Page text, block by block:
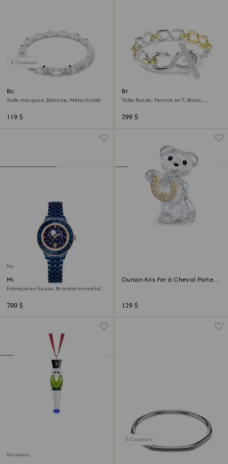
2 Couleurs
Bague Matrix Vittore
Taille marquise, Blanche, Métal rhodié
119 $
Bracelet Dextera
Taille Ronde, Fermoir en T, Blanc,
299 $
Nouveau
Montre Octea moon
Fabriqué en Suisse, Bracelet en métal,
700 $
Ourson Kris Fer à Cheval Porte-
129 $
Nouveau
3 Couleurs